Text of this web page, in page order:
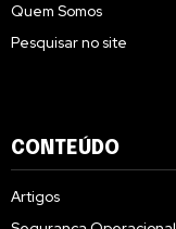
Quem Somos
Pesquisar no site
CONTEÚDO
Artigos